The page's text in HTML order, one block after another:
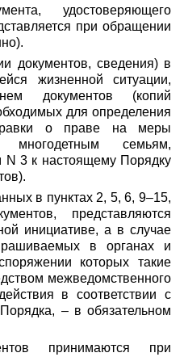
удостоверяющего
при обращении
документов, сведения) в
жизненной ситуации,
документов (копий
для определения
о праве на меры
многодетным семьям,
3 к настоящему Порядку
в пунктах 2, 5, 6, 9–15,
представляются
инициативе, а в случае
в органах и
которых такие
межведомственного
в соответствии с
– в обязательном
принимаются при